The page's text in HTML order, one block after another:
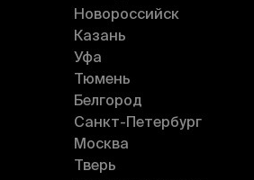
Новороссийск
Казань
Уфа
Тюмень
Белгород
Санкт-Петербург
Москва
Тверь